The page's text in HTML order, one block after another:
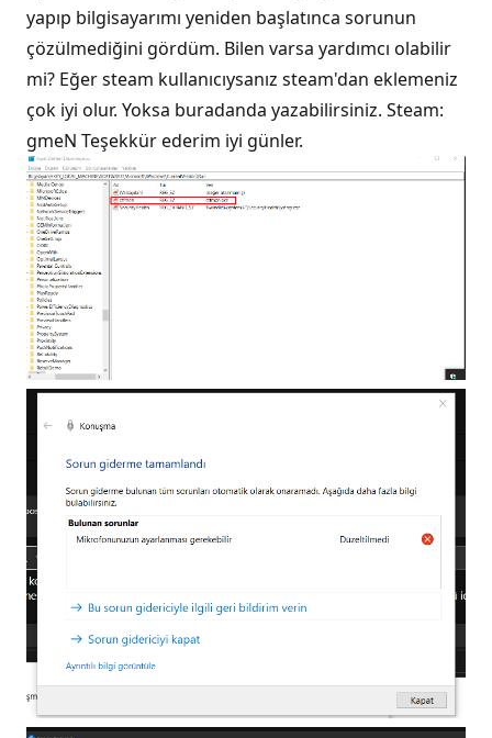
yapıp bilgisayarımı yeniden başlatınca sorunun
çözülmediğini gördüm. Bilen varsa yardımcı olabilir
mi? Eğer steam kullanıcıysanız steam'dan eklemeniz
çok iyi olur. Yoksa buradanda yazabilirsiniz. Steam:
gmeN Teşekkür ederim iyi günler.